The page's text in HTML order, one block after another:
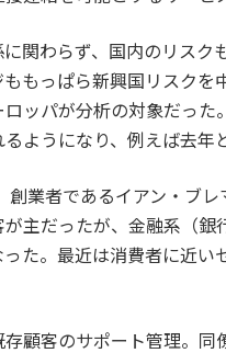
関わらず、国内のリス
もっぱら新興国リスク
ッパが分析の対象だっ
ようになり、例えば去年
業者であるイアン・ブ
主だったが、金融系（
た。最近は消費者に近
顧客のサポート管理。